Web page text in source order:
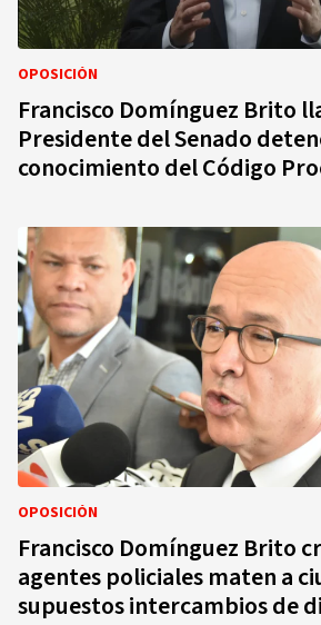
OPOSICIÓN
Francisco Domínguez Brito
Presidente del Senado
conocimiento del Código
OPOSICIÓN
Francisco Domínguez Brito
agentes policiales maten a
supuestos intercambios de